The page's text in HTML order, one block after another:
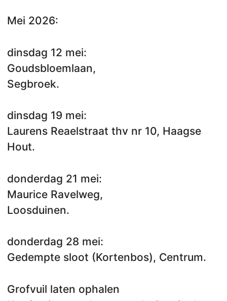
Mei 2026:
dinsdag 12 mei:
Goudsbloemlaan,
Segbroek.
dinsdag 19 mei:
Laurens Reaelstraat thv nr 10, Haagse
Hout.
donderdag 21 mei:
Maurice Ravelweg,
Loosduinen.
donderdag 28 mei:
Gedempte sloot (Kortenbos), Centrum.
Grofvuil laten ophalen